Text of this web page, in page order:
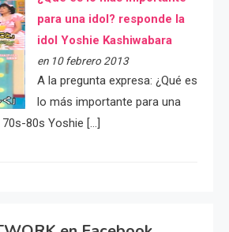
para una idol? responde la
idol Yoshie Kashiwabara
en 10 febrero 2013
A la pregunta expresa: ¿Qué es
lo más importante para una
80s Yoshie […]